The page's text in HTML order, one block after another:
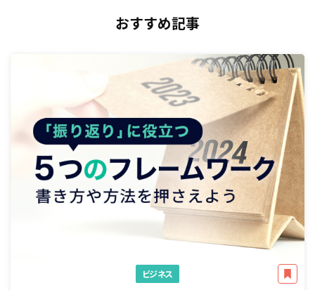
おすすめ記事
ビジネス